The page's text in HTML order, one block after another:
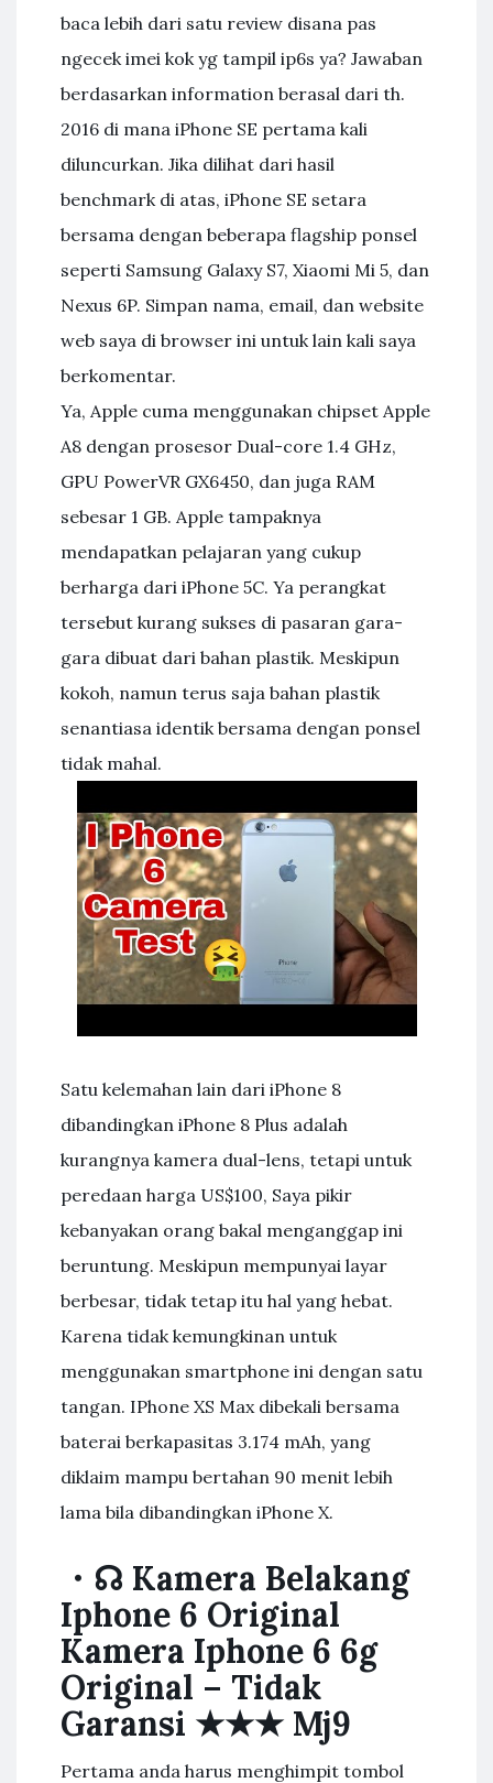
baca lebih dari satu review disana pas
ngecek imei kok yg tampil ip6s ya? Jawaban
berdasarkan information berasal dari th.
2016 di mana iPhone SE pertama kali
diluncurkan. Jika dilihat dari hasil
benchmark di atas, iPhone SE setara
bersama dengan beberapa flagship ponsel
seperti Samsung Galaxy S7, Xiaomi Mi 5, dan
Nexus 6P. Simpan nama, email, dan website
web saya di browser ini untuk lain kali saya
berkomentar.
Ya, Apple cuma menggunakan chipset Apple
A8 dengan prosesor Dual-core 1.4 GHz,
GPU PowerVR GX6450, dan juga RAM
sebesar 1 GB. Apple tampaknya
mendapatkan pelajaran yang cukup
berharga dari iPhone 5C. Ya perangkat
tersebut kurang sukses di pasaran gara-
gara dibuat dari bahan plastik. Meskipun
kokoh, namun terus saja bahan plastik
senantiasa identik bersama dengan ponsel
tidak mahal.
Satu kelemahan lain dari iPhone 8
dibandingkan iPhone 8 Plus adalah
kurangnya kamera dual-lens, tetapi untuk
peredaan harga US$100, Saya pikir
kebanyakan orang bakal menganggap ini
beruntung. Meskipun mempunyai layar
berbesar, tidak tetap itu hal yang hebat.
Karena tidak kemungkinan untuk
menggunakan smartphone ini dengan satu
tangan. IPhone XS Max dibekali bersama
baterai berkapasitas 3.174 mAh, yang
diklaim mampu bertahan 90 menit lebih
lama bila dibandingkan iPhone X.
・☊ Kamera Belakang
Iphone 6 Original
Kamera Iphone 6 6g
Original – Tidak
Garansi ★★★ Mj9
Pertama anda harus menghimpit tombol